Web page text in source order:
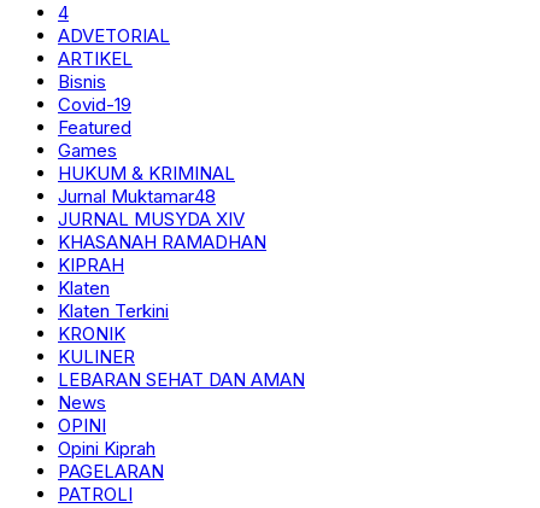
4
ADVETORIAL
ARTIKEL
Bisnis
Covid-19
Featured
Games
HUKUM & KRIMINAL
Jurnal Muktamar48
JURNAL MUSYDA XIV
KHASANAH RAMADHAN
KIPRAH
Klaten
Klaten Terkini
KRONIK
KULINER
LEBARAN SEHAT DAN AMAN
News
OPINI
Opini Kiprah
PAGELARAN
PATROLI